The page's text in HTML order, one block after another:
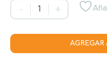
-
Aceite
de
cantidad
+
AGREGAR